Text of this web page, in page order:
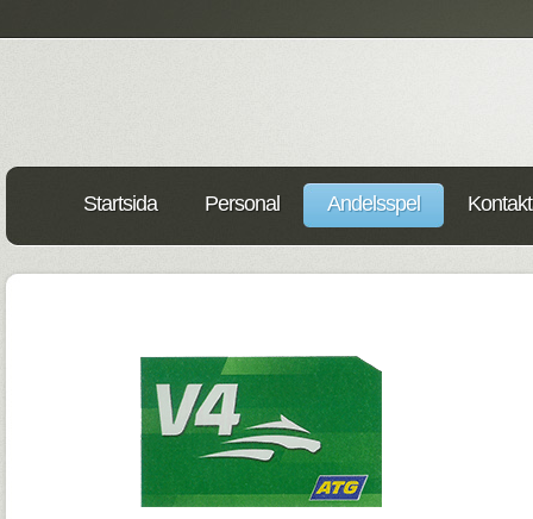
Startsida Personal Andelsspel